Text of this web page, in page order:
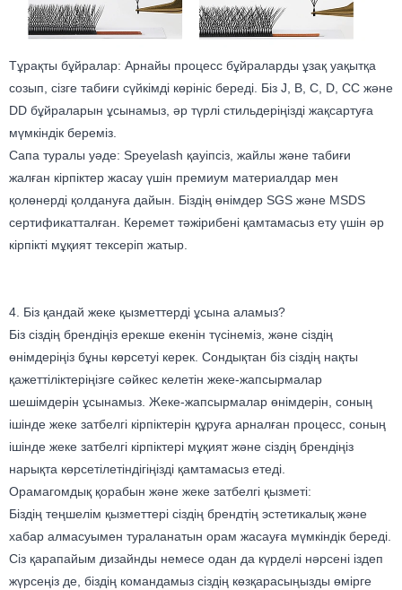
Тұрақты бұйралар: Арнайы процесс бұйраларды ұзақ уақытқа
созып, сізге табиғи сүйкімді көрініс береді. Біз J, B, C, D, CC және
DD бұйраларын ұсынамыз, әр түрлі стильдеріңізді жақсартуға
мүмкіндік береміз.
Сапа туралы уәде: Speyelash қауіпсіз, жайлы және табиғи
жалған кірпіктер жасау үшін премиум материалдар мен
қолөнерді қолдануға дайын. Біздің өнімдер SGS және MSDS
сертификатталған. Керемет тәжірибені қамтамасыз ету үшін әр
кірпікті мұқият тексеріп жатыр.
4. Біз қандай жеке қызметтерді ұсына аламыз?
Біз сіздің брендіңіз ерекше екенін түсінеміз, және сіздің
өнімдеріңіз бұны көрсетуі керек. Сондықтан біз сіздің нақты
қажеттіліктеріңізге сәйкес келетін жеке-жапсырмалар
шешімдерін ұсынамыз. Жеке-жапсырмалар өнімдерін, соның
ішінде жеке затбелгі кірпіктерін құруға арналған процесс, соның
ішінде жеке затбелгі кірпіктері мұқият және сіздің брендіңіз
нарықта көрсетілетіндігіңізді қамтамасыз етеді.
Орамагомдық қорабын және жеке затбелгі қызметі:
Біздің теңшелім қызметтері сіздің брендтің эстетикалық және
хабар алмасуымен тураланатын орам жасауға мүмкіндік береді.
Сіз қарапайым дизайнды немесе одан да күрделі нәрсені іздеп
жүрсеңіз де, біздің командамыз сіздің көзқарасыңызды өмірге